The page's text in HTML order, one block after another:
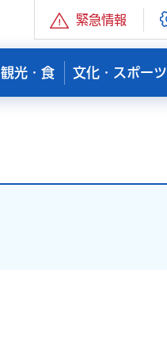
緊急情報
観光・食 文化・スポーツ